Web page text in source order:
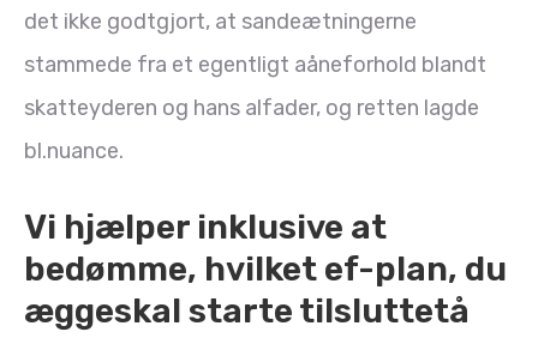
det ikke godtgjort, at sandeætningerne
stammede fra et egentligt aåneforhold blandt
skatteyderen og hans alfader, og retten lagde
bl.nuance.
Vi hjælper inklusive at
bedømme, hvilket ef-plan, du
æggeskal starte tilsluttetå